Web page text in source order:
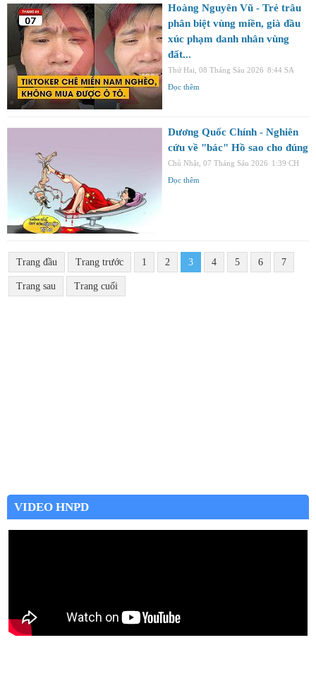
Hoàng Nguyên Vũ - Trẻ trâu
phân biệt vùng miền, già đầu
xúc phạm danh nhân vùng
đất...
Thứ Hai, 08 Tháng Sáu 2026 8:44 SA
Đọc thêm
Dương Quốc Chính - Nghiên
cứu về "bác" Hồ sao cho đúng
Chủ Nhật, 07 Tháng Sáu 2026 1:39 CH
Đọc thêm
Trang đầu Trang trước 1 2 3 4 5 6 7
Trang sau Trang cuối
VIDEO HNPD